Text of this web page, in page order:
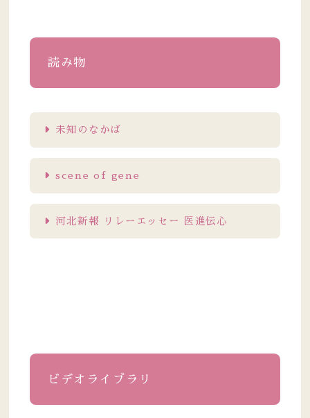
読み物
未知のなかば
scene of gene
河北新報 リレーエッセー 医進伝心
ビデオライブラリ